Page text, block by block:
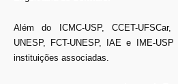
Além do ICMC-USP, CCET-UFSCar,
UNESP, FCT-UNESP, IAE e IME-
instituições associadas.